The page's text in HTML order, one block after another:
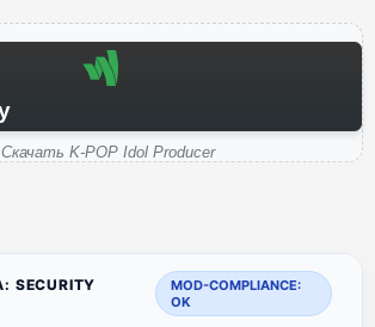
Скачать K-POP Idol Producer
MOD-COMPLIANCE:
OK